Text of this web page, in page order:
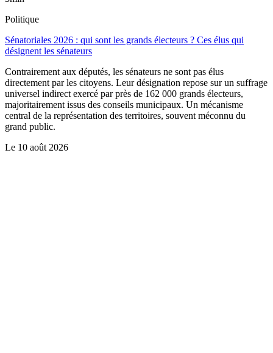
Politique
Sénatoriales 2026 : qui sont les grands électeurs ? Ces élus qui
désignent les sénateurs
Contrairement aux députés, les sénateurs ne sont pas élus
directement par les citoyens. Leur désignation repose sur un suffrage
universel indirect exercé par près de 162 000 grands électeurs,
majoritairement issus des conseils municipaux. Un mécanisme
central de la représentation des territoires, souvent méconnu du
grand public.
Le 10 août 2026